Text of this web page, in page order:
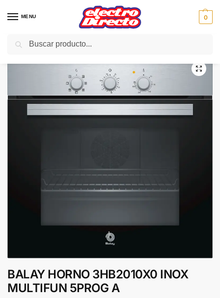
MENU 0
Inicio Gama blanca Hornos
BALAY HORNO 3HB2010X0 INOX
MULTIFUN 5PROG A